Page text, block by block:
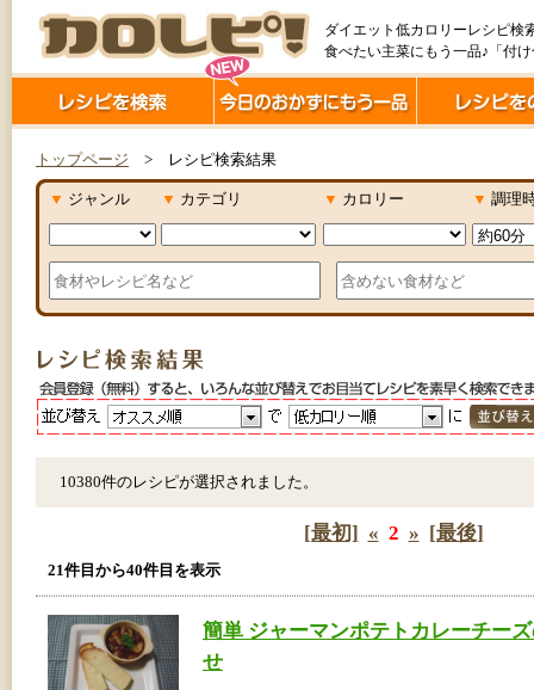
ダイエット低カロリーレシピ検
食べたい主菜にもう一品♪「付
トップページ > レシピ検索結果
▼ ジャンル ▼ カテゴリ ▼ カロリー ▼ 調理
10380件のレシピが選択されました。
[最初] « 2 » [最後]
21件目から40件目を表示
簡単 ジャーマンポテトカレーチー
せ